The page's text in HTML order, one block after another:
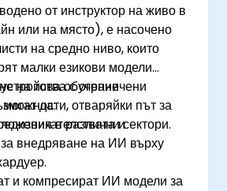
на изкуствения
от инструктор на живо в
или на място), е насочено
на средно ниво, които
малки езикови модели
с ограничени
отваряйки път за
в различни сектори.
на това обучение
да:
и
внедряване на ИИ върху
и компресират ИИ модели за